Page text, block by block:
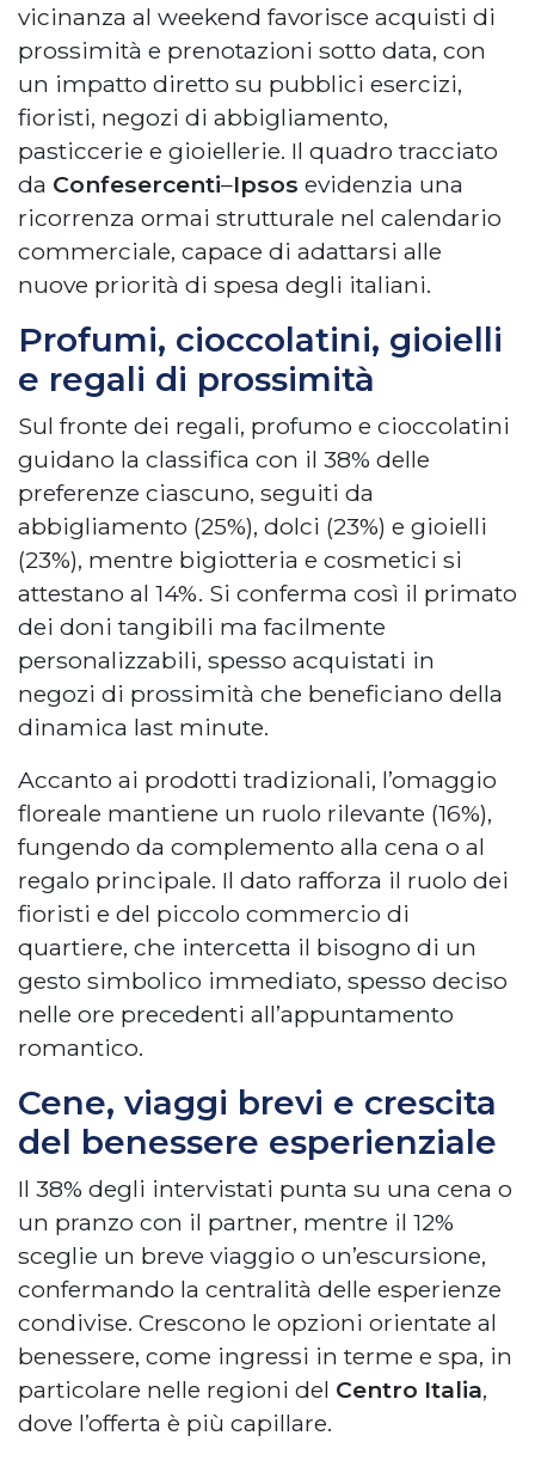
vicinanza al weekend favorisce acquisti di
prossimità e prenotazioni sotto data, con
un impatto diretto su pubblici esercizi,
fioristi, negozi di abbigliamento,
pasticcerie e gioiellerie. Il quadro tracciato
da Confesercenti–Ipsos evidenzia una
ricorrenza ormai strutturale nel calendario
commerciale, capace di adattarsi alle
nuove priorità di spesa degli italiani.
Profumi, cioccolatini, gioielli
e regali di prossimità
Sul fronte dei regali, profumo e cioccolatini
guidano la classifica con il 38% delle
preferenze ciascuno, seguiti da
abbigliamento (25%), dolci (23%) e gioielli
(23%), mentre bigiotteria e cosmetici si
attestano al 14%. Si conferma così il primato
dei doni tangibili ma facilmente
personalizzabili, spesso acquistati in
negozi di prossimità che beneficiano della
dinamica last minute.
Accanto ai prodotti tradizionali, l’omaggio
floreale mantiene un ruolo rilevante (16%),
fungendo da complemento alla cena o al
regalo principale. Il dato rafforza il ruolo dei
fioristi e del piccolo commercio di
quartiere, che intercetta il bisogno di un
gesto simbolico immediato, spesso deciso
nelle ore precedenti all’appuntamento
romantico.
Cene, viaggi brevi e crescita
del benessere esperienziale
Il 38% degli intervistati punta su una cena o
un pranzo con il partner, mentre il 12%
sceglie un breve viaggio o un’escursione,
confermando la centralità delle esperienze
condivise. Crescono le opzioni orientate al
benessere, come ingressi in terme e spa, in
particolare nelle regioni del Centro Italia,
dove l’offerta è più capillare.